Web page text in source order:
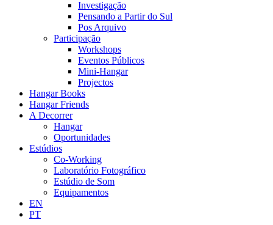
Investigação
Pensando a Partir do Sul
Pos Arquivo
Participação
Workshops
Eventos Públicos
Mini-Hangar
Projectos
Hangar Books
Hangar Friends
A Decorrer
Hangar
Oportunidades
Estúdios
Co-Working
Laboratório Fotográfico
Estúdio de Som
Equipamentos
EN
PT